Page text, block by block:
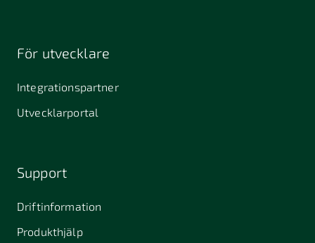
För utvecklare
Integrationspartner
Utvecklarportal
Support
Driftinformation
Produkthjälp